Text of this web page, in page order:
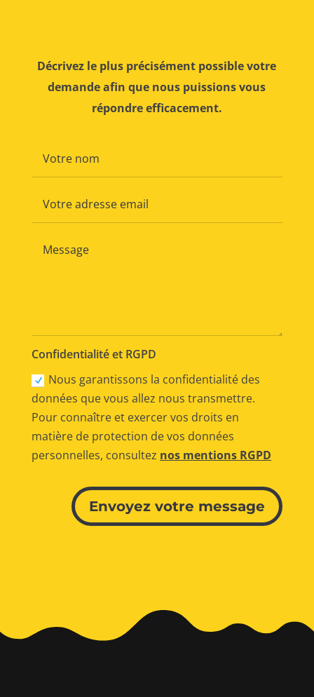
Décrivez le plus précisément possible votre
demande afin que nous puissions vous
répondre efficacement.
Confidentialité et RGPD
Nous garantissons la confidentialité des
données que vous allez nous transmettre.
Pour connaître et exercer vos droits en
matière de protection de vos données
personnelles, consultez nos mentions RGPD
Envoyez votre message